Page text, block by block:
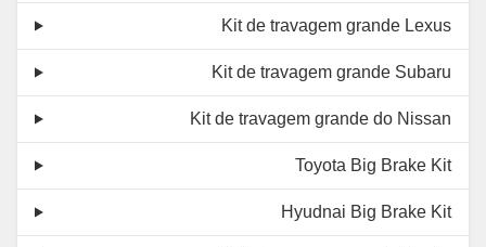
Kit de travagem grande Lexus
Kit de travagem grande Subaru
Kit de travagem grande do Nissan
Toyota Big Brake Kit
Hyudnai Big Brake Kit